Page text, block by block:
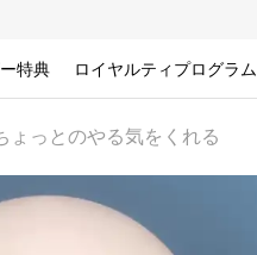
特典 ロイヤルティプログラム
ょっとのやる気をくれる